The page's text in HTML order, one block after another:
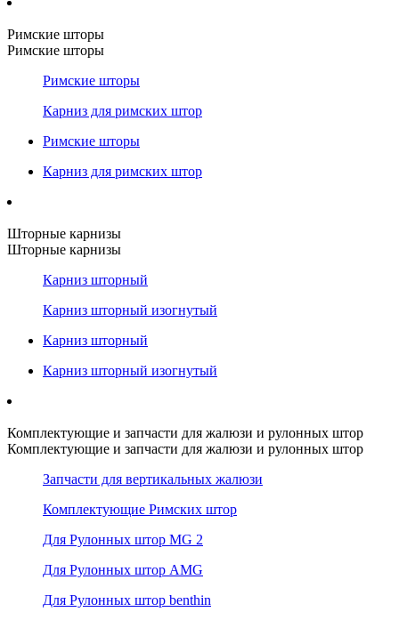
Римские шторы
Римские шторы
Римские шторы
Карниз для римских штор
Римские шторы
Карниз для римских штор
Шторные карнизы
Шторные карнизы
Карниз шторный
Карниз шторный изогнутый
Карниз шторный
Карниз шторный изогнутый
Комплектующие и запчасти для жалюзи и рулонных штор
Комплектующие и запчасти для жалюзи и рулонных штор
Запчасти для вертикальных жалюзи
Комплектующие Римских штор
Для Рулонных штор MG 2
Для Рулонных штор AMG
Для Рулонных штор benthin